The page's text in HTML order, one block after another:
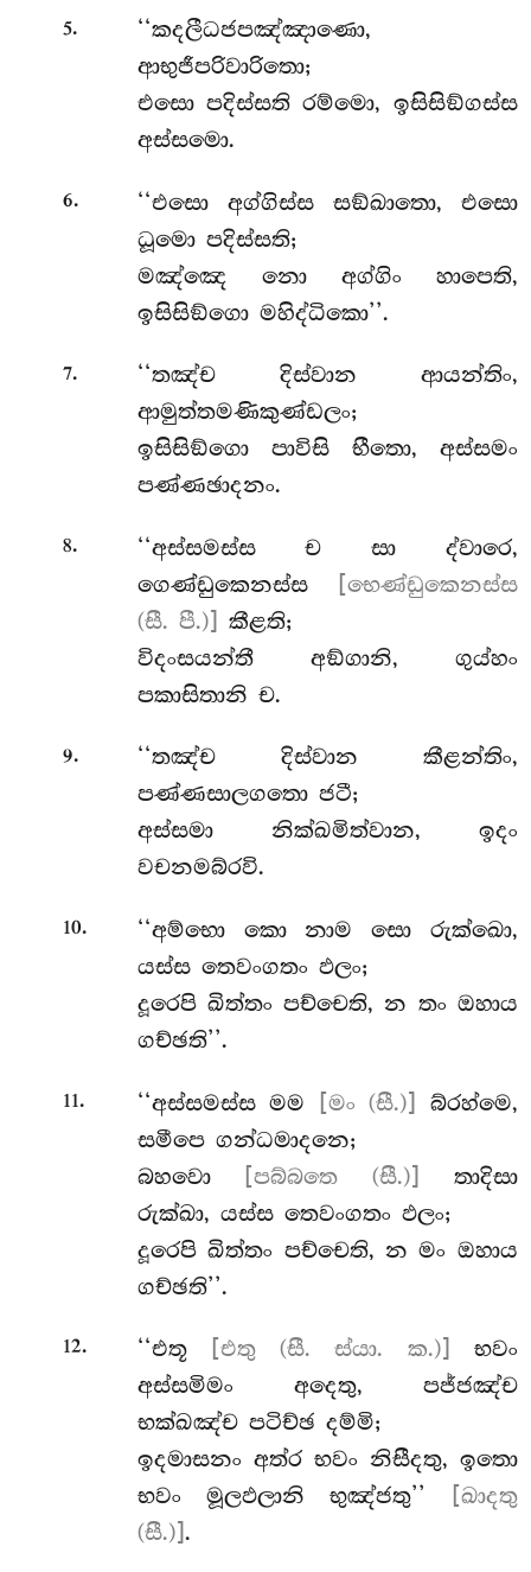
5.
‘‘කදලීධජපඤ්ඤාණො,
ආභුජීපරිවාරිතො;
එසො පදිස්සති රම්මො, ඉසිසිඞ්ගස්ස
අස්සමො.
6.
‘‘එසො අග්ගිස්ස සඞ්ඛාතො, එසො
ධූමො පදිස්සති;
මඤ්ඤෙ නො අග්ගිං හාපෙති,
ඉසිසිඞ්ගො මහිද්ධිකො’’.
7. ‘‘තඤ්ච දිස්වාන ආයන්තිං,
ආමුත්තමණිකුණ්ඩලං;
ඉසිසිඞ්ගො පාවිසි භීතො, අස්සමං
පණ්ණඡාදනං.
8.
‘‘අස්සමස්ස ච සා ද්වාරෙ,
ගෙණ්ඩුකෙනස්ස
[භෙණ්ඩුකෙනස්ස
(සී. පී.)]
කීළති;
විදංසයන්තී අඞ්ගානි, ගුය්හං
පකාසිතානි ච.
9.
‘‘තඤ්ච දිස්වාන කීළන්තිං,
පණ්ණසාලගතො ජටී;
අස්සමා නික්ඛමිත්වාන, ඉදං
වචනමබ්රවි.
10.
‘‘අම්භො කො නාම සො රුක්ඛො,
යස්ස තෙවංගතං ඵලං;
දූරෙපි ඛිත්තං පච්චෙති, න තං ඔහාය
ගච්ඡති’’.
11. ‘‘අස්සමස්සමම [මං (සී.)]
බ්රහ්මෙ,
සමීපෙ ගන්ධමාදනෙ;
බහවො
[පබ්බතෙ (සී.)]
තාදිසා
රුක්ඛා, යස්ස තෙවංගතං ඵලං;
දූරෙපි ඛිත්තං පච්චෙති, න මං ඔහාය
ගච්ඡති’’.
12. ‘‘එතූ [එතු (සී. ස්යා. ක.)]
භවං
අස්සමිමං අදෙතු, පජ්ජඤ්ච
භක්ඛඤ්ච පටිච්ඡ දම්මි;
ඉදමාසනං අත්ර භවං නිසීදතු, ඉතො
භවං මූලඵලානි භුඤ්ජතු’’
[ඛාදතු
(සී.)] .